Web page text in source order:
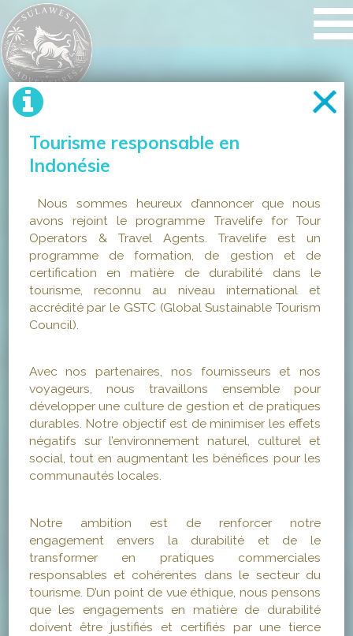
Tourisme responsable en
Indonésie
Nous sommes heureux d’annoncer que nous
avons rejoint le programme Travelife for Tour
Operators & Travel Agents. Travelife est un
programme de formation, de gestion et de
certification en matière de durabilité dans le
tourisme, reconnu au niveau international et
accrédité par le GSTC (Global Sustainable Tourism
Council).
Avec nos partenaires, nos fournisseurs et nos
voyageurs, nous travaillons ensemble pour
développer une culture de gestion et de pratiques
durables. Notre objectif est de minimiser les effets
négatifs sur l’environnement naturel, culturel et
social, tout en augmentant les bénéfices pour les
communautés locales.
Notre ambition est de renforcer notre
engagement envers la durabilité et de le
transformer en pratiques commerciales
responsables et cohérentes dans le secteur du
tourisme. D’un point de vue éthique, nous pensons
que les engagements en matière de durabilité
doivent être justifiés et certifiés par une tierce